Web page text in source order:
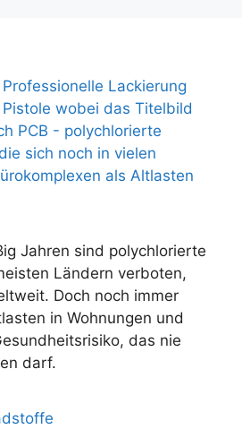
Jahren sind polychlorierte
Ländern verboten,
Doch noch immer
in Wohnungen und
das nie
darf.